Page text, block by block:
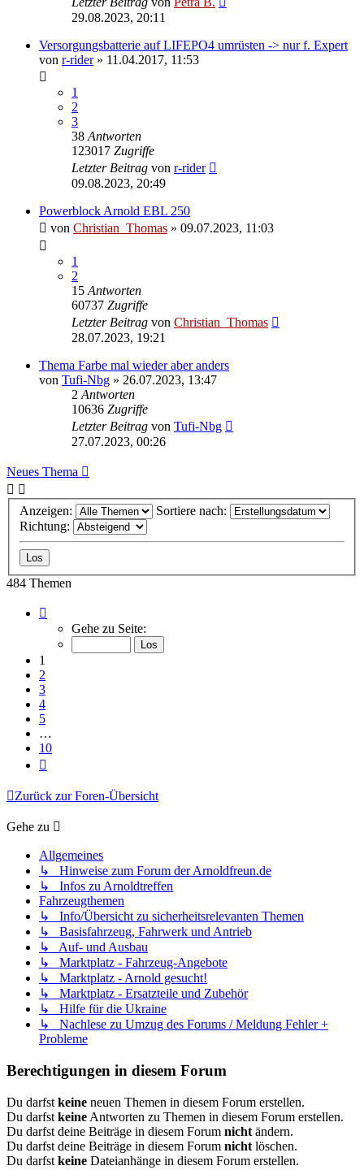
29.08.2023, 20:11
Versorgungsbatterie auf LIFEPO4 umrüsten -> nur f. Expert
von r-rider» 11.04.2017, 11:53
1
2
3
38 Antworten
123017 Zugriffe
Letzter Beitrag von r-rider
09.08.2023, 20:49
Powerblock Arnold EBL 250
von Christian_Thomas » 09.07.2023, 11:03
1
2
15 Antworten
60737 Zugriffe
Letzter Beitrag von Christian_Thomas
28.07.2023, 19:21
Thema Farbe mal wieder aber anders
von Tufi-Nbg » 26.07.2023, 13:47
2 Antworten
10636 Zugriffe
Letzter Beitrag von Tufi-Nbg
27.07.2023, 00:26
Neues Thema
Anzeigen:
Sortiere nach:
Richtung:
484 Themen
von
Gehe zu Seite:
1
2
3
4
5
…
10
Zurück zur Foren-Übersicht
Gehe zu
Allgemeines
↳ Hinweise zum Forum der Arnoldfreun.de
↳ Infos zu Arnoldtreffen
Fahrzeugthemen
↳ Info/Übersicht zu sicherheitsrelevanten Themen
↳ Basisfahrzeug, Fahrwerk und Antrieb
↳ Auf- und Ausbau
↳ Marktplatz - Fahrzeug-Angebote
↳ Marktplatz - Arnold gesucht!
↳ Marktplatz - Ersatzteile und Zubehör
↳ Hilfe für die Ukraine
↳ Nachlese zu Umzug des Forums / Meldung Fehler +
Probleme
Berechtigungen in diesem Forum
Du darfst keine neuen Themen in diesem Forum erstellen.
Du darfst keine Antworten zu Themen in diesem Forum erstellen.
Du darfst deine Beiträge in diesem Forum nicht ändern.
Du darfst deine Beiträge in diesem Forum nicht löschen.
Du darfst keine Dateianhänge in diesem Forum erstellen.